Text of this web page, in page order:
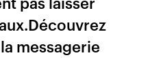
messagerie